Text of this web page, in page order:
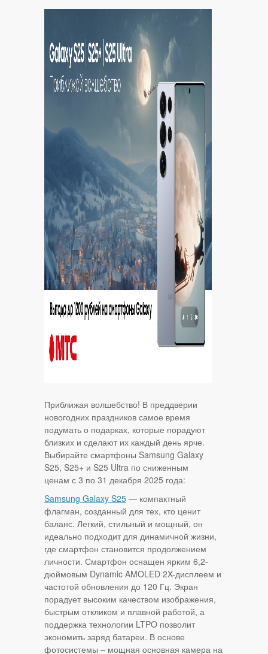
Приближая волшебство! В преддверии
новогодних праздников самое время
подумать о подарках, которые порадуют
близких и сделают их каждый день ярче.
Выбирайте смартфоны Samsung Galaxy
S25, S25+ и S25 Ultra по сниженным
ценам с 3 по 31 декабря 2025 года:
Samsung Galaxy S25 — компактный
флагман, созданный для тех, кто ценит
баланс. Легкий, стильный и мощный, он
идеально подходит для динамичной жизни,
где смартфон становится продолжением
личности. Смартфон оснащен ярким 6,2-
дюймовым Dynamic AMOLED 2X-дисплеем и
частотой обновления до 120 Гц. Экран
порадует высоким качеством изображения,
быстрым откликом и плавной работой, а
поддержка технологии LTPO позволит
экономить заряд батареи. В основе
фотосистемы – мощная основная камера на